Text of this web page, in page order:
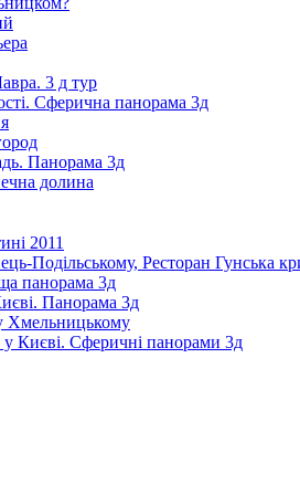
3 д тур
Сферична панорама 3д
Панорама 3д
долина
2011
Подільському, Ресторан Гунська
панорама 3д
Панорама 3д
Хмельницькому
у Києві. Сферичні панорами 3д